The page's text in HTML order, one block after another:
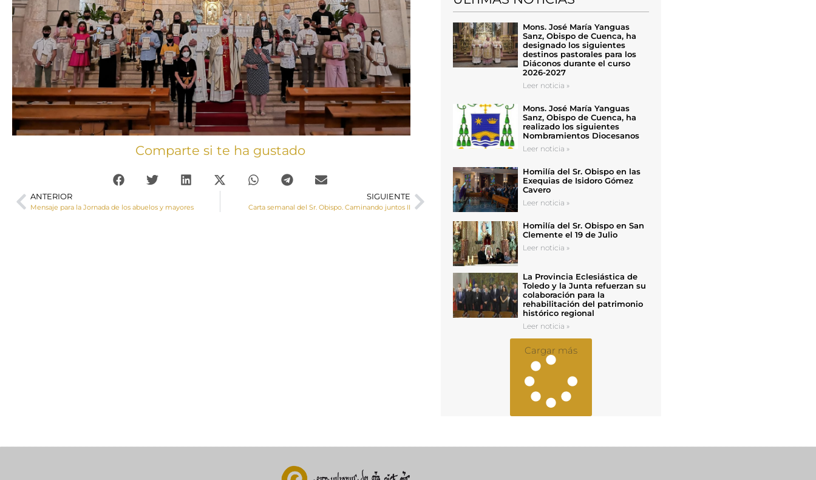
Comparte si te ha gustado
ANTERIOR
Mensaje para la Jornada de los abuelos y mayores
SIGUIENTE
Carta semanal del Sr. Obispo. Caminando juntos II
Mons. José María Yanguas
Sanz, Obispo de Cuenca, ha
designado los siguientes
destinos pastorales para los
Diáconos durante el curso
2026-2027
Leer noticia »
Mons. José María Yanguas
Sanz, Obispo de Cuenca, ha
realizado los siguientes
Nombramientos Diocesanos
Leer noticia »
Homilía del Sr. Obispo en las
Exequias de Isidoro Gómez
Cavero
Leer noticia »
Homilía del Sr. Obispo en San
Clemente el 19 de Julio
Leer noticia »
La Provincia Eclesiástica de
Toledo y la Junta refuerzan su
colaboración para la
rehabilitación del patrimonio
histórico regional
Leer noticia »
Cargar más